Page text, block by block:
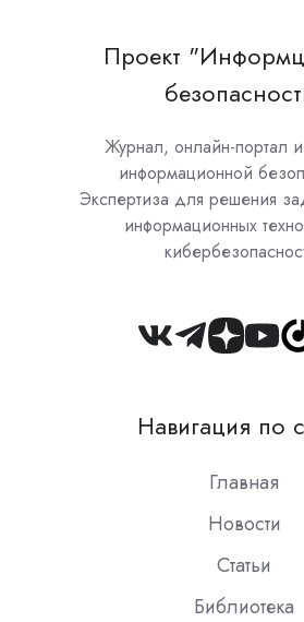
Проект
Журнал, онлайн-портал
информационной
Экспертиза для решения
информационных
Join
Slack
Навигация по
Главная
Новости
Статьи
Библиотека